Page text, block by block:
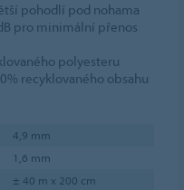
pohodlí pod nohama
pro minimální přenos
polyesteru
recyklovaného obsahu
4,9 mm
1,6 mm
± 40 m x 200 cm